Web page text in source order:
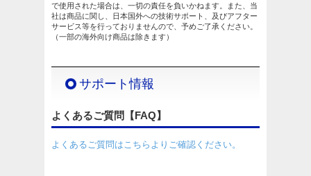
で使用された場合は、一切の責任を負いかねます。また、当
社は商品に関し、日本国外への技術サポート、及びアフター
サービス等を行っておりませんので、予めご了承ください。
（一部の海外向け商品は除きます）
サポート情報
よくあるご質問【FAQ】
よくあるご質問はこちらよりご確認ください。